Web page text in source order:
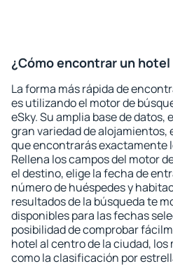
¿Cómo encontrar un
La forma más rápida de
es utilizando el motor de
eSky. Su amplia base de datos,
gran variedad de alojamientos,
que encontrarás exactamente
Rellena los campos del motor
el destino, elige la fecha de
número de huéspedes y
resultados de la búsqueda te
disponibles para las fechas
posibilidad de comprobar
hotel al centro de la ciudad, los
como la clasificación por